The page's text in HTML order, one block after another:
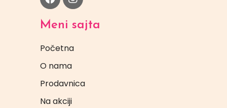
Meni sajta
Početna
O nama
Prodavnica
Na akciji